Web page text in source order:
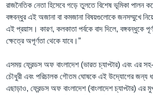
রাজনৈতিক নেতা হিসেবে গড়ে তুলতে বিশেষ ভূমিকা পালন
বঙ্গবন্ধুর এই অজানা বা কমজানা বিষয়গুলোকে জনসম্মুখে
এই প্রয়াস। কারণ, কলকাতা পর্বকে বাদ দিলে, বঙ্গবন্ধুকে
ক্ষেত্রে অপূর্ণতা থেকে যাবে।”
এসময় ফ্রেন্ডস অফ বাংলাদেশ (ভারত চ্যাপ্টার) এবং এর
চৌধুরী এবং পরিচালক গৌতম ঘোষকে এই উদ্যোগের জন্য
এছাড়াও, ফ্রেন্ডস অফ বাংলাদেশ (বাংলাদেশ চ্যাপ্টার)